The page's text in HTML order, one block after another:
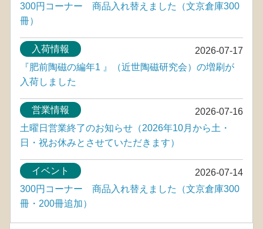
300円コーナー 商品入れ替えました（文京倉庫300
冊）
2026-07-17
入荷情報
『肥前陶磁の編年1 』（近世陶磁研究会）の増刷が
入荷しました
2026-07-16
営業情報
土曜日営業終了のお知らせ（2026年10月から土・
日・祝お休みとさせていただきます）
2026-07-14
イベント
300円コーナー 商品入れ替えました（文京倉庫300
冊・200冊追加）